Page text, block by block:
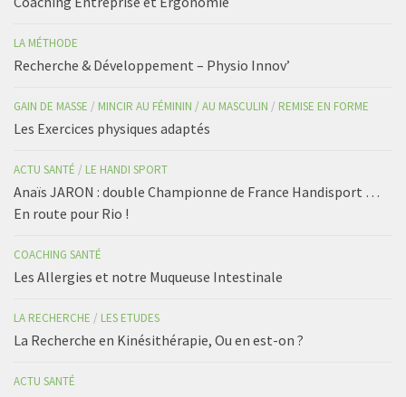
LA MÉTHODE
Recherche & Développement – Physio Innov’
GAIN DE MASSE / MINCIR AU FÉMININ / AU MASCULIN / REMISE EN FORME
Les Exercices physiques adaptés
ACTU SANTÉ / LE HANDI SPORT
Anaïs JARON : double Championne de France Handisport …
En route pour Rio !
COACHING SANTÉ
Les Allergies et notre Muqueuse Intestinale
LA RECHERCHE / LES ETUDES
La Recherche en Kinésithérapie, Ou en est-on ?
ACTU SANTÉ